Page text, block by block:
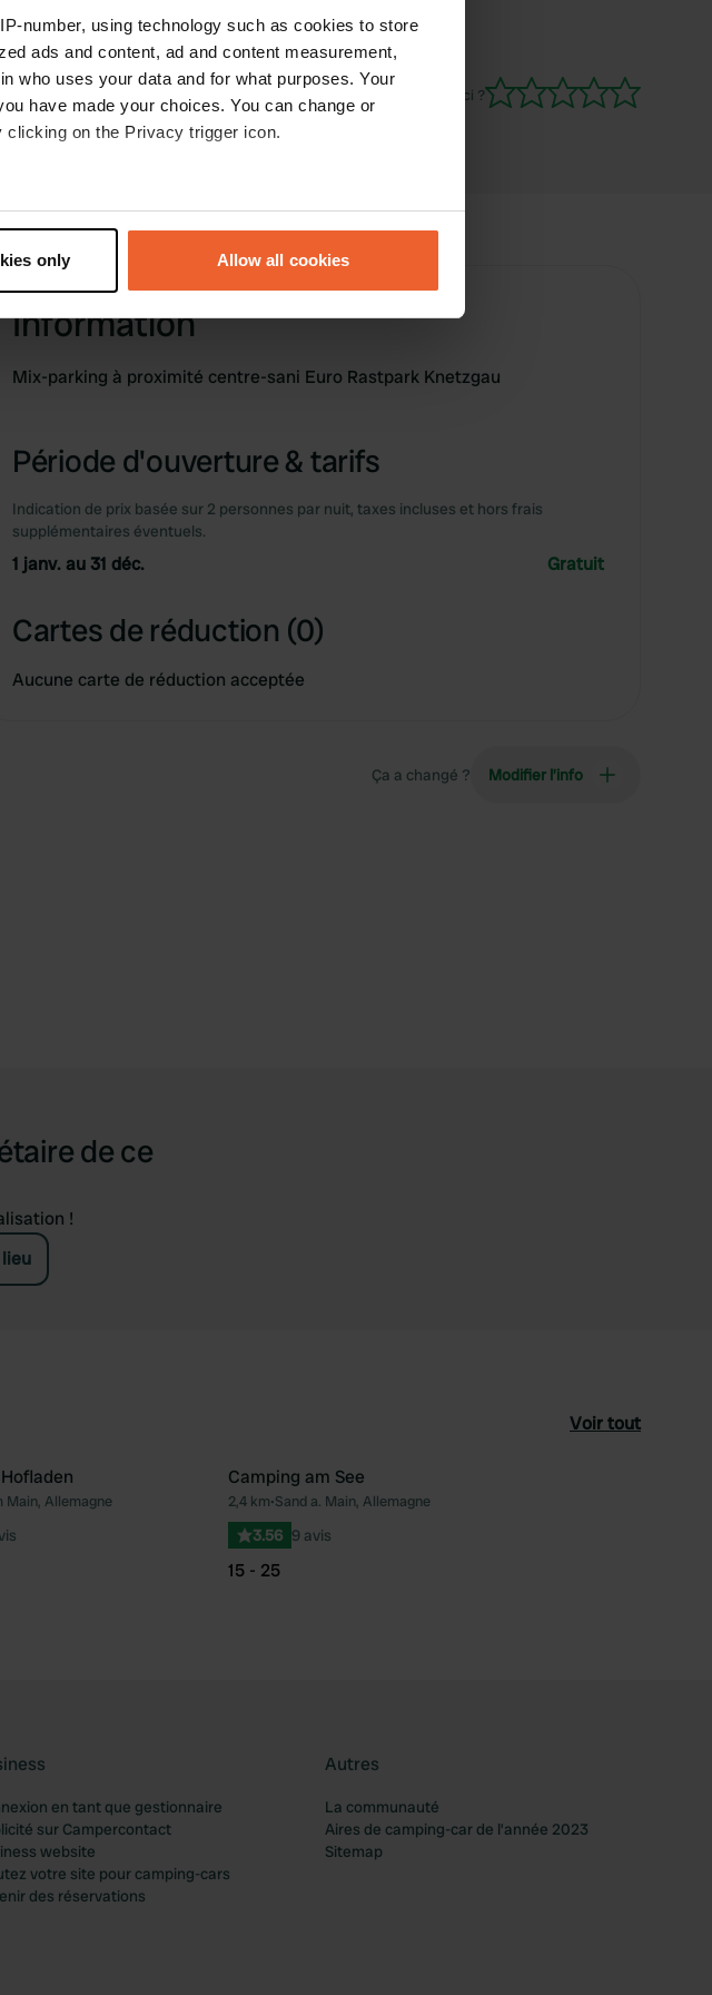
number, using technology such as cookies to store
ads and content, ad and content measurement,
who uses your data and for what purposes. Your
have made your choices. You can change or
on the Privacy trigger icon.
be accurate to within several meters
preferences in the
features and to analyse our traffic. We also share
from your use of their services.
only Allow all cookies
utilise le pot
Es-tu déjà venu ici ?
Information
Mix-parking à proximité centre-sani Euro Rastpark Knetzgau
Période d'ouverture & tarifs
Indication de prix basée sur 2 personnes par nuit, taxes incluses et hors frais
supplémentaires éventuels.
1 janv. au 31 déc. Gratuit
Cartes de réduction (0)
Aucune carte de réduction acceptée
Ça a changé ? Modifier l’info
de ce
!
Voir tout
Préféré
Main, Allemagne
Camping am See
2,4 km•Sand a. Main, Allemagne
3.56 9 avis
15 - 25
en tant que gestionnaire
sur Campercontact
website
votre site pour camping-cars
des réservations
Autres
La communauté
Aires de camping-car de l’année 2023
Sitemap